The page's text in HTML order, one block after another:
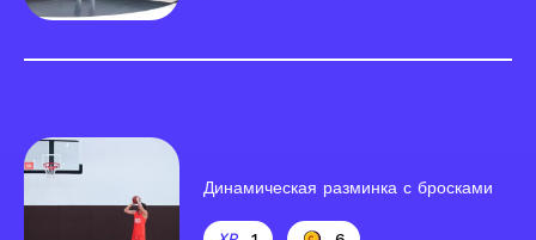
Динамическая разминка с бросками